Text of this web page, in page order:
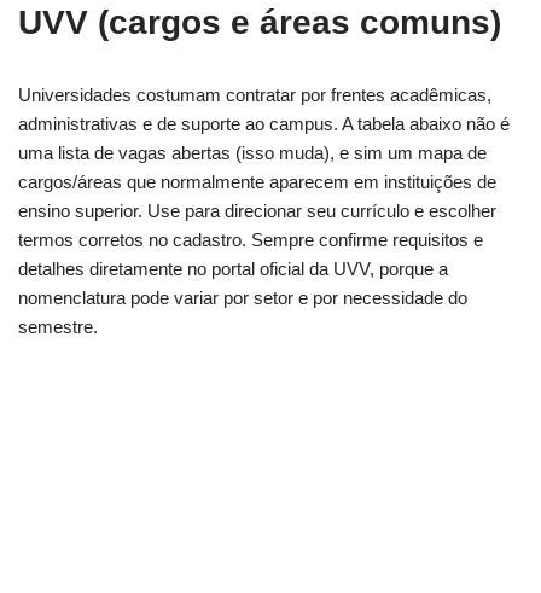
UVV (cargos e áreas comuns)
Universidades costumam contratar por frentes acadêmicas,
administrativas e de suporte ao campus. A tabela abaixo não é
uma lista de vagas abertas (isso muda), e sim um mapa de
cargos/áreas que normalmente aparecem em instituições de
ensino superior. Use para direcionar seu currículo e escolher
termos corretos no cadastro. Sempre confirme requisitos e
detalhes diretamente no portal oficial da UVV, porque a
nomenclatura pode variar por setor e por necessidade do
semestre.